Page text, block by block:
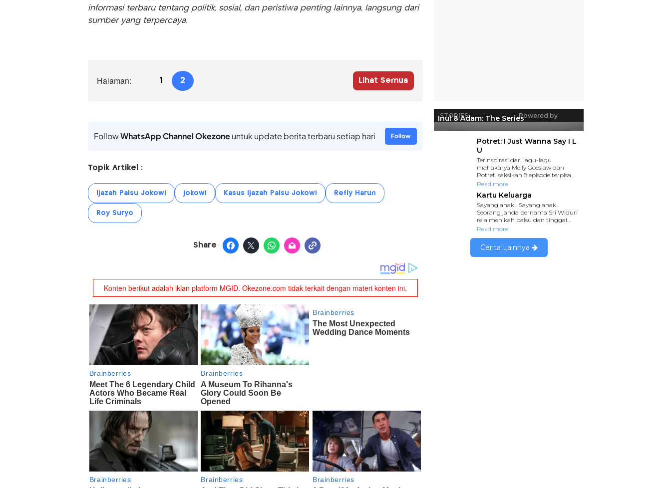
informasi terbaru tentang politik, sosial, dan peristiwa penting lainnya, langsung dari
sumber yang terpercaya.
Halaman: 1 2 Lihat Semua
FollowWhatsApp Channel Okezoneuntuk update berita terbaru setiap hari Follow
Topik Artikel :
Ijazah Palsu Jokowi jokowi Kasus Ijazah Palsu Jokowi Refly Harun
Roy Suryo
Share